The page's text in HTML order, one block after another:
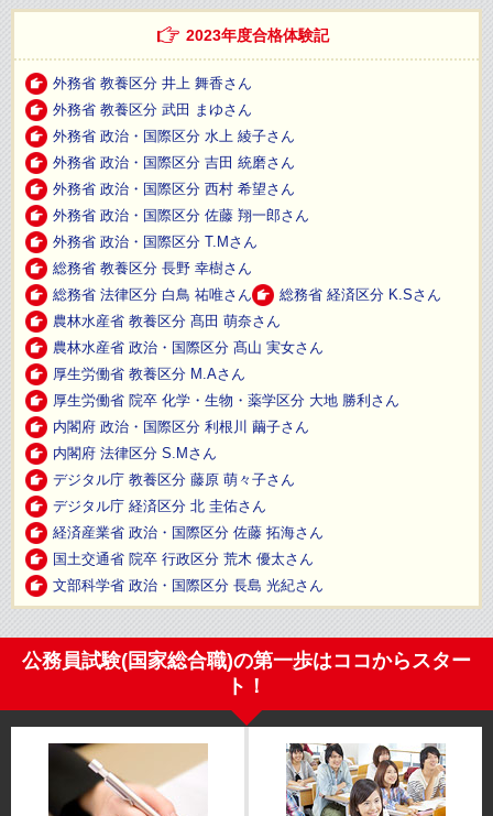
2023年度合格体験記
外務省 教養区分 井上 舞香さん
外務省 教養区分 武田 まゆさん
外務省 政治・国際区分 水上 綾子さん
外務省 政治・国際区分 吉田 統磨さん
外務省 政治・国際区分 西村 希望さん
外務省 政治・国際区分 佐藤 翔一郎さん
外務省 政治・国際区分 T.Mさん
総務省 教養区分 長野 幸樹さん
総務省 法律区分 白鳥 祐唯さん
総務省 経済区分 K.Sさん
農林水産省 教養区分 髙田 萌奈さん
農林水産省 政治・国際区分 髙山 実女さん
厚生労働省 教養区分 M.Aさん
厚生労働省 院卒 化学・生物・薬学区分 大地 勝利さん
内閣府 政治・国際区分 利根川 繭子さん
内閣府 法律区分 S.Mさん
デジタル庁 教養区分 藤原 萌々子さん
デジタル庁 経済区分 北 圭佑さん
経済産業省 政治・国際区分 佐藤 拓海さん
国土交通省 院卒 行政区分 荒木 優太さん
文部科学省 政治・国際区分 長島 光紀さん
公務員試験(国家総合職)の第一歩はココからスター
ト！